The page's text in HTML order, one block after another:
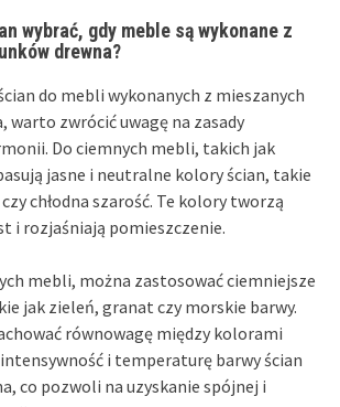
wybrać, gdy meble są wykonane z
drewna?
do mebli wykonanych z mieszanych
warto zwrócić uwagę na zasady
Do ciemnych mebli, takich jak
jasne i neutralne kolory ścian, takie
chłodna szarość. Te kolory tworzą
i rozjaśniają pomieszczenie.
mebli, można zastosować ciemniejsze
jak zieleń, granat czy morskie barwy.
równowagę między kolorami
i temperaturę barwy ścian
co pozwoli na uzyskanie spójnej i